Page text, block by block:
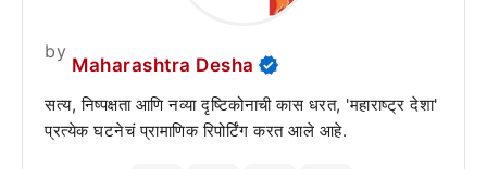
by
Maharashtra Desha
सत्य, निष्पक्षता आणि नव्या दृष्टिकोनाची कास धरत, 'महाराष्ट्र देशा'
प्रत्येक घटनेचं प्रामाणिक रिपोर्टिंग करत आले आहे.